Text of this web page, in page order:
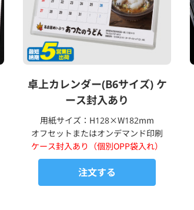
卓上カレンダー(B6サイズ) ケ
ース封入あり
用紙サイズ：H128×W182mm
オフセットまたはオンデマンド印刷
ケース封入あり（個別OPP袋入れ）
注文する